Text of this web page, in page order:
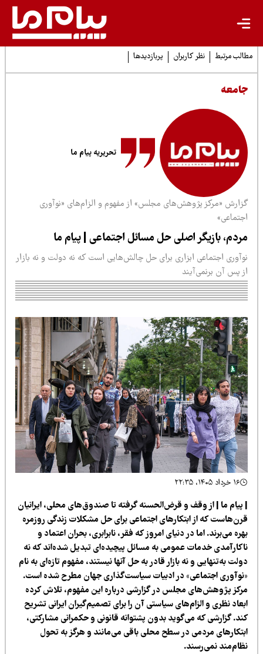
مرتبط نظر کاربران پربازدیدها
تحریریه پیام ما
«مرکز پژوهش‌های مجلس» از مفهوم و الزام‌های «نوآوری
بازیگر اصلی حل مسائل اجتماعی | پیام ما
اجتماعی ابزاری برای حل چالش‌هایی است که نه دولت و نه بازار
پس آن برنمی‌آیند
ما | از وقف و قرض‌الحسنه گرفته تا صندوق‌های محلی، ایرانیان
که از ابتکارهای اجتماعی برای حل مشکلات زندگی روزمره
می‌برند. اما در دنیای امروز که فقر، نابرابری، بحران اعتماد و
خدمات عمومی به مسائل پیچیده‌ای تبدیل شده‌اند که نه
به‌تنهایی و نه بازار قادر به حل آنها نیستند، مفهوم تازه‌ای به نام
اجتماعی» در ادبیات سیاست‌گذاری جهان مطرح شده است.
پژوهش‌های مجلس در گزارشی درباره این مفهوم، تلاش کرده
نظری و الزام‌های سیاستی آن را برای تصمیم‌گیران ایرانی تشریح
گزارشی که می‌گوید بدون پشتوانه قانونی و حکمرانی مشارکتی،
مردمی در سطح محلی باقی می‌مانند و هرگز به تحول
نمی‌رسند.